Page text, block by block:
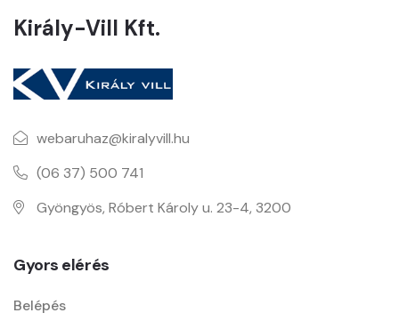
Király-Vill Kft.
webaruhaz@kiralyvill.hu
(06 37) 500 741
Gyöngyös, Róbert Károly u. 23-4, 3200
Gyors elérés
Belépés